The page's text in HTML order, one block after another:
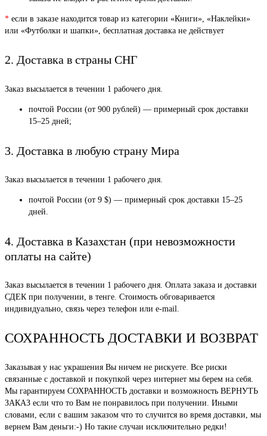
* если в заказе находится товар из категории «Книги», «Наклейки»
или «Футболки и шапки», бесплатная доставка не действует
2. Доставка в страны СНГ
Заказ высылается в течении 1 рабочего дня.
почтой России (от 900 рублей) — примерный срок доставки
15–25 дней;
3. Доставка в любую страну Мира
Заказ высылается в течении 1 рабочего дня.
почтой России (от 9 $) — примерный срок доставки 15–25
дней.
4. Доставка в Казахстан (при невозможности
оплаты на сайте)
Заказ высылается в течении 1 рабочего дня. Оплата заказа и доставки
СДЕК при получении, в тенге. Стоимость обговаривается
индивидуально, связь через телефон или e-mail.
СОХРАННОСТЬ ДОСТАВКИ И ВОЗВРАТ
Заказывая у нас украшения Вы ничем не рискуете. Все риски
связанные с доставкой и покупкой через интернет мы берем на себя.
Мы гарантируем СОХРАННОСТЬ доставки и возможность ВЕРНУТЬ
ЗАКАЗ если что то Вам не понравилось при получении. Иными
словами, если с вашим заказом что то случится во время доставки, мы
вернем Вам деньги:-) Но такие случаи исключительно редки!